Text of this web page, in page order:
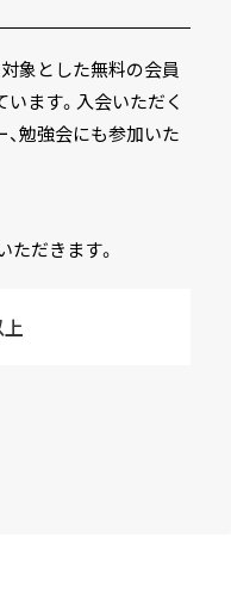
象とした無料の会員
ます。入会いただく
勉強会にも参加いた
だきます。